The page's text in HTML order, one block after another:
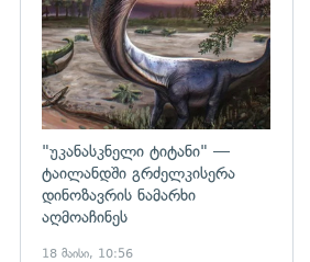
"უკანასკნელი ტიტანი" —
ტაილანდში გრძელკისერა
დინოზავრის ნამარხი
აღმოაჩინეს
18 მაისი, 10:56